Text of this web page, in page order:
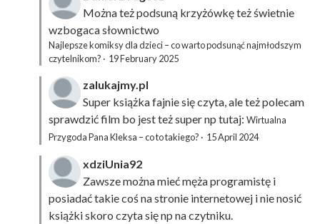
Można też podsuną krzyżówkęteż świetnie
wzbogaca słownictwo
Najlepsze komiksy dla dzieci – co warto podsunąć najmłodszym
czytelnikom? · 19 February 2025
zalukajmy.pl
Super książka fajnie się czyta, ale też polecam
sprawdzić film bo jest też super np tutaj: Wirtualna
Przygoda Pana Kleksa – co to takiego? · 15 April 2024
xdziUnia92
Zawsze można mieć męża programistę i
posiadać takie coś na stronie internetowej i nie nosić
książki skoro czyta się np na czytniku.